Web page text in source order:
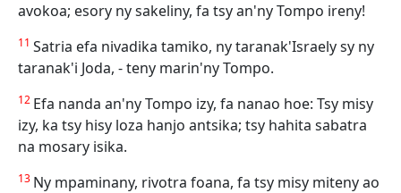
avokoa; esory ny sakeliny, fa tsy an'ny Tompo ireny!
11 Satria efa nivadika tamiko, ny taranak'Israely sy ny
taranak'i Joda, - teny marin'ny Tompo.
12 Efa nanda an'ny Tompo izy, fa nanao hoe: Tsy misy
izy, ka tsy hisy loza hanjo antsika; tsy hahita sabatra
na mosary isika.
13 Ny mpaminany, rivotra foana, fa tsy misy miteny ao